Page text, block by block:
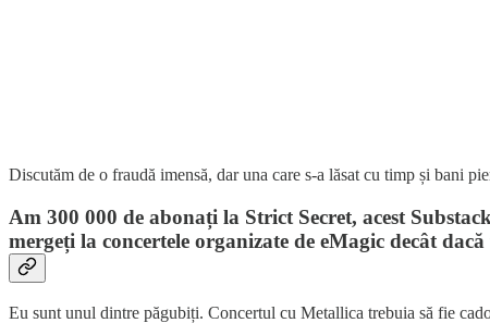
Discutăm de o fraudă imensă, dar una care s-a lăsat cu timp și bani
Am 300 000 de abonați la Strict Secret, acest
mergeți la concertele organizate de eMagic decât
Eu sunt unul dintre păgubiți. Concertul cu Metallica trebuia să fie